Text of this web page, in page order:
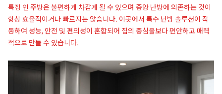
특징 인 주방은 불편하게 차갑게 될 수 있으며 중앙 난방에 의존하는 것이
항상 효율적이거나 빠르지는 않습니다. 이곳에서 특수 난방 솔루션이 작
동하여 성능, 안전 및 편의성이 혼합되어 집의 중심을보다 편안하고 매력
적으로 만들 수 있습니다.